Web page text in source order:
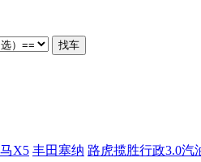
X5 丰田塞纳 路虎揽胜行政3.0汽